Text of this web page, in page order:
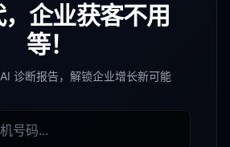
企业获客不用
等！
诊断报告，解锁企业增长新可能